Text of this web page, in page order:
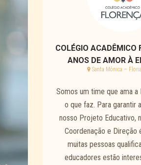
COLÉGIO ACADÊMICO
ANOS DE AMOR À
Santa Mônica –
Somos um time que ama a
o que faz. Para garantir
nosso Projeto Educativo,
Coordenação e Direção
muitas pessoas
educadores estão